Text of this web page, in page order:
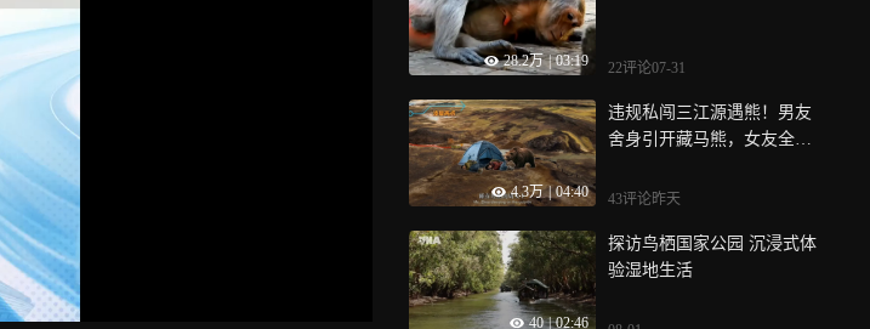
28.2万 | 03:19 22评论07-31
4.3万 | 04:40
违规私闯三江源遇熊！男友
舍身引开藏马熊，女友全程
43评论昨天
40 | 02:46
探访鸟栖国家公园 沉浸式体
验湿地生活